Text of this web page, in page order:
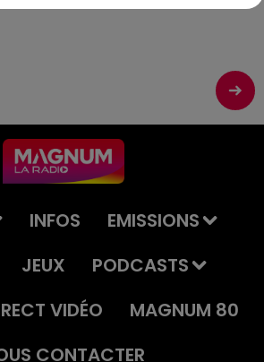
INFOS
EMISSIONS
JEUX
PODCASTS
VIDÉO
MAGNUM 80
CONTACTER